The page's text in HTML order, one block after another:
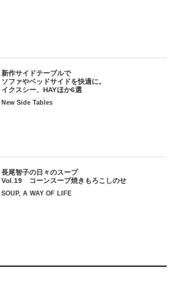
新作サイドテーブルで
ソファやベッドサイドを快適に。
イクスシー、HAYほか6選
New Side Tables
長尾智子の日々のスープ
Vol.19 コーンスープ焼きもろこしのせ
SOUP, A WAY OF LIFE